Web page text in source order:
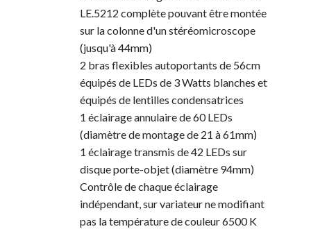
LE.5212 complète pouvant être montée
sur la colonne d'un stéréomicroscope
(jusqu'à 44mm)
2 bras flexibles autoportants de 56cm
équipés de LEDs de 3 Watts blanches et
équipés de lentilles condensatrices
1 éclairage annulaire de 60 LEDs
(diamètre de montage de 21 à 61mm)
1 éclairage transmis de 42 LEDs sur
disque porte-objet (diamètre 94mm)
Contrôle de chaque éclairage
indépendant, sur variateur ne modifiant
pas la température de couleur 6500 K